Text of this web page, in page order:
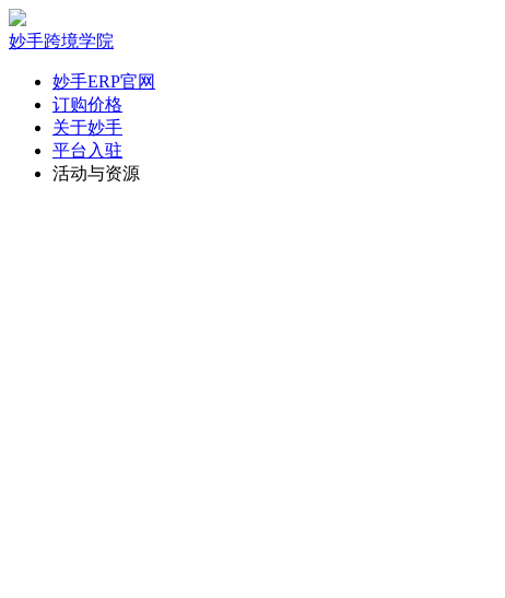
妙手跨境学院
妙手ERP官网
订购价格
关于妙手
平台入驻
活动与资源